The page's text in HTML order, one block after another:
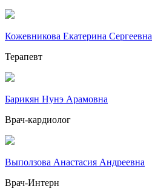
Кожевникова Екатерина Сергеевна
Терапевт
Барикян Нунэ Арамовна
Врач-кардиолог
Выползова Анастасия Андреевна
Врач-Интерн